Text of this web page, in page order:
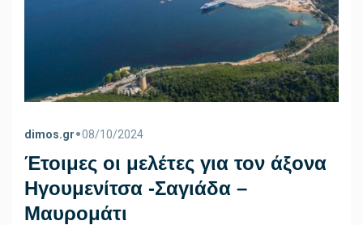
dimos.gr•08/10/2024
Έτοιμες οι μελέτες για τον άξονα
Ηγουμενίτσα -Σαγιάδα –
Μαυρομάτι